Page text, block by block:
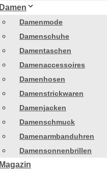
Damen
Damenmode
Damenschuhe
Damentaschen
Damenaccessoires
Damenhosen
Damenstrickwaren
Damenjacken
Damenschmuck
Damenarmbanduhren
Damensonnenbrillen
Magazin